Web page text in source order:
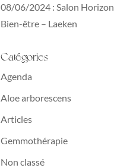
08/06/2024 : Salon Horizon
Bien-être – Laeken
Catégories
Agenda
Aloe arborescens
Articles
Gemmothérapie
Non classé